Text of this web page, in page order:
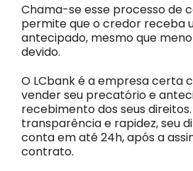
Chama-se esse processo de
permite que o credor receba
antecipado, mesmo que
devido.
O LCbank é a empresa certa
vender seu precatório e
recebimento dos seus
transparência e rapidez, seu
conta em até 24h, após a
contrato.